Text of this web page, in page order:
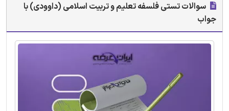
سوالات تستی فلسفه تعلیم و تربیت اسلامی (داوودی) با
جواب